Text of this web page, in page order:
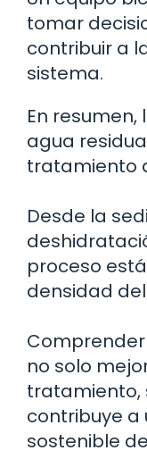
tomar
contribuir a
sistema.
En
agua
tratamiento
Desde la
proceso
densidad
no solo
tratamiento,
contribuye a
sostenible